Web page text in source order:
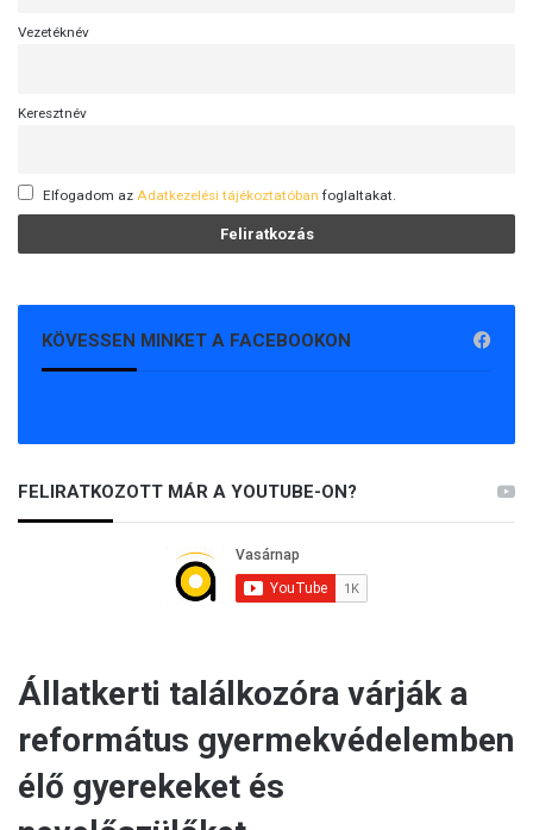
Vezetéknév
Keresztnév
Elfogadom az Adatkezelési tájékoztatóban foglaltakat.
KÖVESSEN MINKET A FACEBOOKON
FELIRATKOZOTT MÁR A YOUTUBE-ON?